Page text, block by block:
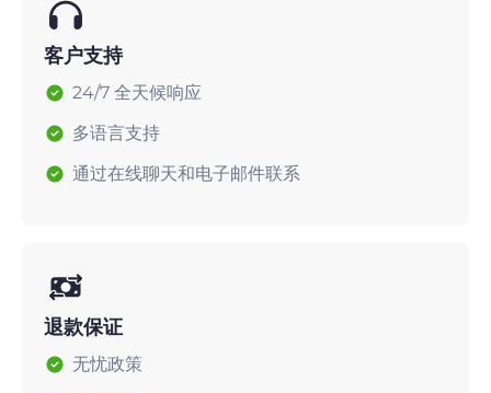
客户支持
24/7 全天候响应
多语言支持
通过在线聊天和电子邮件联系
退款保证
无忧政策